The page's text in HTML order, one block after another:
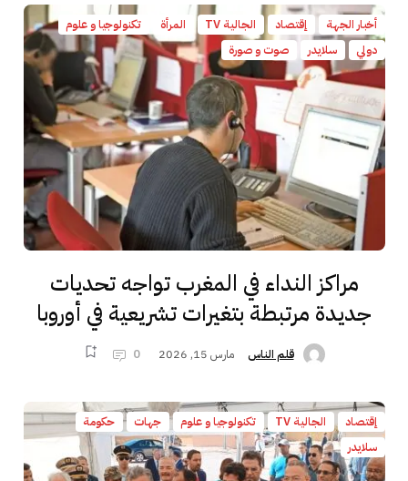
أخبار الجهة إقتصاد الجالية TV المرأة
تكنولوجيا و علوم
دولي
سلايدر صوت و صورة
مراكز النداء في المغرب تواجه تحديات
جديدة مرتبطة بتغيرات تشريعية في أوروبا
قلم الناس مارس 15, 2026 0
إقتصاد الجالية TV تكنولوجيا و علوم جهات
حكومة
سلايدر